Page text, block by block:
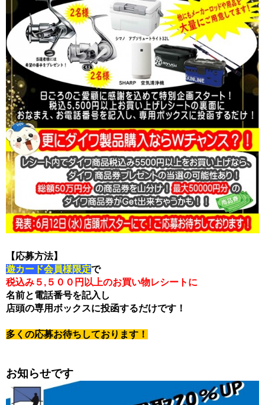
【応募方法】
遊カード会員様限定で
税込み５,５００円以上のお買い物レシートに
名前と電話番号を記入し
店頭の専用ボックスに投函するだけです！
多くの応募お待ちしております！
お知らせです